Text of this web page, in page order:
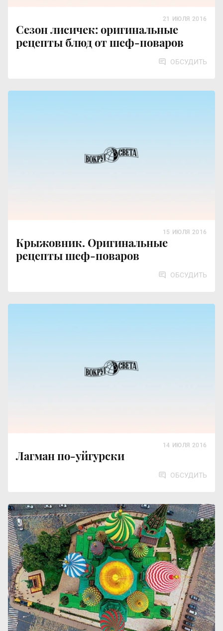
Сезон лисичек: оригинальные
рецепты блюд от шеф-поваров
21 ИЮЛЯ 2016
ОБСУДИТЬ
Крыжовник. Оригинальные
рецепты шеф-поваров
15 ИЮЛЯ 2016
ОБСУДИТЬ
Лагман по-уйгурски
14 ИЮЛЯ 2016
ОБСУДИТЬ